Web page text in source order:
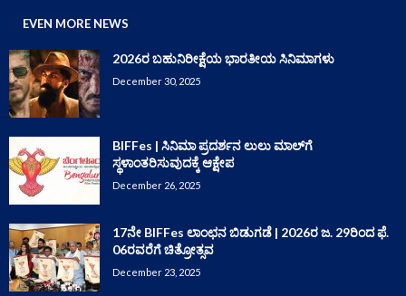
EVEN MORE NEWS
2026ರ ಬಹುನಿರೀಕ್ಷೆಯ ಭಾರತೀಯ ಸಿನಿಮಾಗಳು
December 30, 2025
BIFFes | ಸಿನಿಮಾ ಪ್ರದರ್ಶನ ಲುಲು ಮಾಲ್‌ಗೆ
ಸ್ಥಳಾಂತರಿಸುವುದಕ್ಕೆ ಆಕ್ಷೇಪ
December 26, 2025
17ನೇ BIFFes ಲಾಂಛನ ಬಿಡುಗಡೆ | 2026ರ ಜ. 29ರಿಂದ ಫೆ.
06ರವರೆಗೆ ಚಿತ್ರೋತ್ಸವ
December 23, 2025